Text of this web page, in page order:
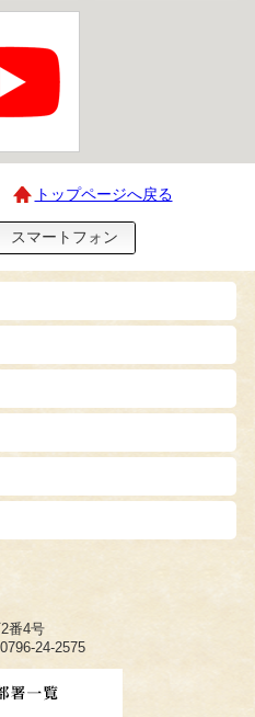
トップページへ戻る
スマートフォン
番4号
24-2575